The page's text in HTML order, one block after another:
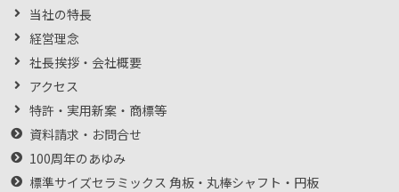
当社の特長
経営理念
社長挨拶・会社概要
アクセス
特許・実用新案・商標等
資料請求・お問合せ
100周年のあゆみ
標準サイズセラミックス 角板・丸棒シャフト・円板